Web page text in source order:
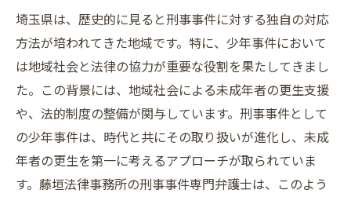
埼玉県は、歴史的に見ると刑事事件に対する独自の対応
方法が培われてきた地域です。特に、少年事件において
は地域社会と法律の協力が重要な役割を果たしてきまし
た。この背景には、地域社会による未成年者の更生支援
や、法的制度の整備が関与しています。刑事事件として
の少年事件は、時代と共にその取り扱いが進化し、未成
年者の更生を第一に考えるアプローチが取られていま
す。藤垣法律事務所の刑事事件専門弁護士は、このよう